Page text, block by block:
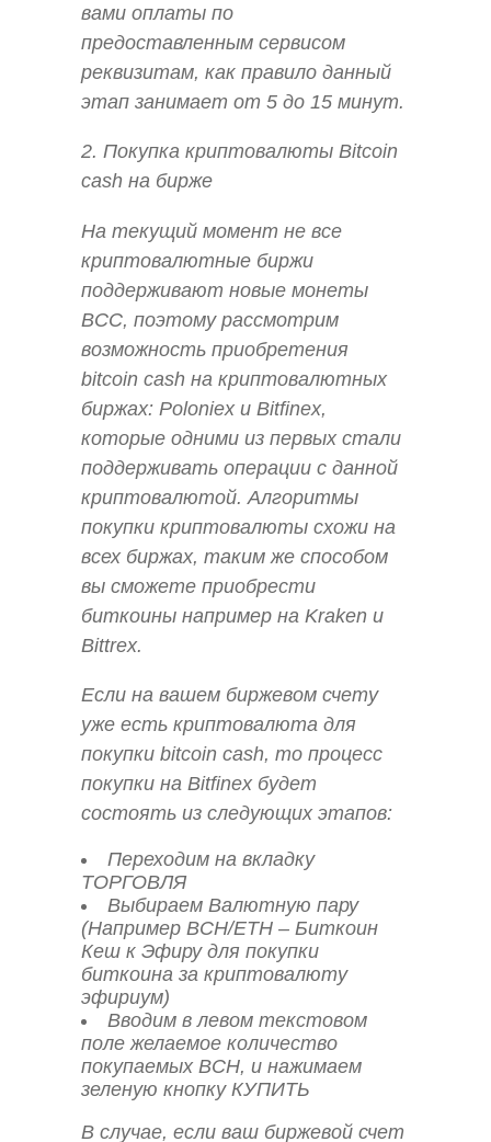
вами оплаты по
предоставленным сервисом
реквизитам, как правило данный
этап занимает от 5 до 15 минут.
2. Покупка криптовалюты Bitcoin
cash на бирже
На текущий момент не все
криптовалютные биржи
поддерживают новые монеты
BCC, поэтому рассмотрим
возможность приобретения
bitcoin cash на криптовалютных
биржах: Poloniex и Bitfinex,
которые одними из первых стали
поддерживать операции с данной
криптовалютой. Алгоритмы
покупки криптовалюты схожи на
всех биржах, таким же способом
вы сможете приобрести
биткоины например на Kraken и
Bittrex.
Если на вашем биржевом счету
уже есть криптовалюта для
покупки bitcoin cash, то процесс
покупки на Bitfinex будет
состоять из следующих этапов:
Переходим на вкладку
ТОРГОВЛЯ
Выбираем Валютную пару
(Например BCH/ETH – Биткоин
Кеш к Эфиру для покупки
биткоина за криптовалюту
эфириум)
Вводим в левом текстовом
поле желаемое количество
покупаемых BCH, и нажимаем
зеленую кнопку КУПИТЬ
В случае, если ваш биржевой счет